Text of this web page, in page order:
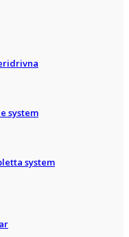
system
system